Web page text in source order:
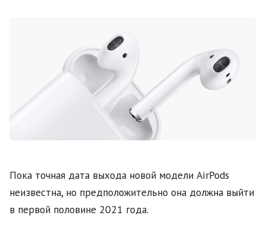
Пока точная дата выхода новой модели AirPods
неизвестна, но предположительно она должна выйти
в первой половине 2021 года.